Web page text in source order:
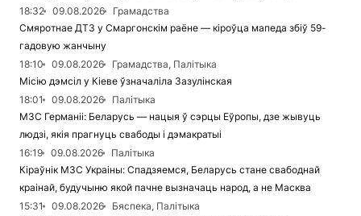
18:32
09.08.2026
Грамадства
Смяротнае ДТЗ у Смаргонскім раёне — кіроўца мапеда збіў 59-
гадовую жанчыну
18:10
09.08.2026
Грамадства, Палітыка
Місію дэмсіл у Кіеве ўзначаліла Зазулінская
18:01
09.08.2026
Палітыка
МЗС Германіі: Беларусь — нацыя ў сэрцы Еўропы, дзе жывуць
людзі, якія прагнуць свабоды і дэмакратыі
16:19
09.08.2026
Палітыка
Кіраўнік МЗС Украіны: Спадзяемся, Беларусь стане свабоднай
краінай, будучыню якой пачне вызначаць народ, а не Масква
15:31
09.08.2026
Бяспека, Палітыка